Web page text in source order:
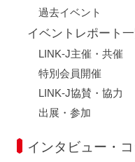
過去イベント
イベントレポート
LINK-J主催・共催
特別会員開催
LINK-J協賛・協力
出展・参加
インタビュー・コ